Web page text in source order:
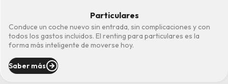
Particulares
Conduce un coche nuevo sin entrada, sin complicaciones y con
todos los gastos incluidos. El renting para particulares es la
forma más inteligente de moverse hoy.
Saber más